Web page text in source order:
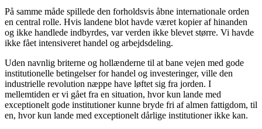
På samme måde spillede den forholdsvis åbne internationale orden
en central rolle. Hvis landene blot havde været kopier af hinanden
og ikke handlede indbyrdes, var verden ikke blevet større. Vi havde
ikke fået intensiveret handel og arbejdsdeling.
Uden navnlig briterne og hollænderne til at bane vejen med gode
institutionelle betingelser for handel og investeringer, ville den
industrielle revolution næppe have løftet sig fra jorden. I
mellemtiden er vi gået fra en situation, hvor kun lande med
exceptionelt gode institutioner kunne bryde fri af almen fattigdom, til
en, hvor kun lande med exceptionelt dårlige institutioner ikke kan.